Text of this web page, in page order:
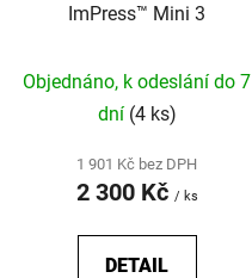
ImPress™ Mini 3
Objednáno, k odeslání do 7
dní (4 ks)
1 901 Kč bez DPH
2 300 Kč / ks
DETAIL